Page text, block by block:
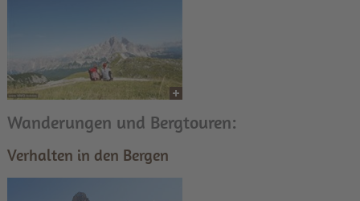
Wanderungen und Bergtouren:
Verhalten in den Bergen